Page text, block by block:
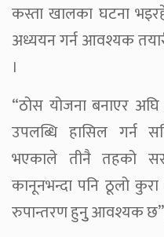
कस्ता खालका घटना
अध्ययन गर्न आवश्यक
।
“ठोस योजना बनाएर
उपलब्धि हासिल गर्न
भएकाले तीनै तहको
कानूनभन्दा पनि ठूलो
रुपान्तरण हुनुु आवश्यक छ”,